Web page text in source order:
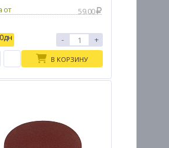
от
59.00
- +
В КОРЗИНУ